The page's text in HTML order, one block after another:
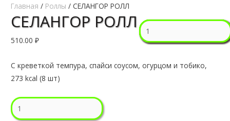
Главная / Роллы / СЕЛАНГОР РОЛЛ
СЕЛАНГОР РОЛЛ
510.00₽
С креветкой темпура, спайси соусом, огурцом и тобико,
273 kcal (8 шт)
Количество
СЕЛАНГОР
Количество
ГЕЙША
Количество
СЯКЭ
Количество
КАППА
РОЛЛ
Количество
УНАГИ
Количество
ТЕККА